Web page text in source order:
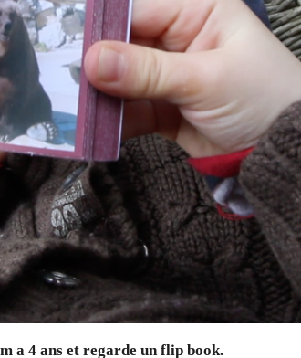
a 4 ans et regarde un flip book.